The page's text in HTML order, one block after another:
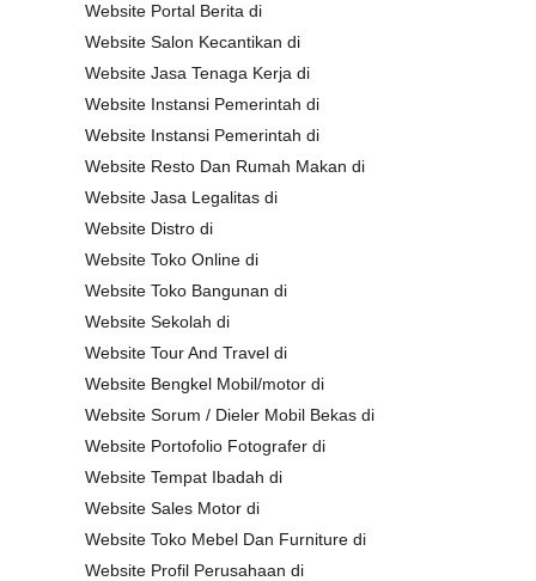
Website Portal Berita di
Website Salon Kecantikan di
Website Jasa Tenaga Kerja di
Website Instansi Pemerintah di
Website Instansi Pemerintah di
Website Resto Dan Rumah Makan di
Website Jasa Legalitas di
Website Distro di
Website Toko Online di
Website Toko Bangunan di
Website Sekolah di
Website Tour And Travel di
Website Bengkel Mobil/motor di
Website Sorum / Dieler Mobil Bekas di
Website Portofolio Fotografer di
Website Tempat Ibadah di
Website Sales Motor di
Website Toko Mebel Dan Furniture di
Website Profil Perusahaan di